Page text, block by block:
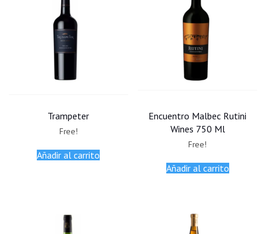
Trampeter
Free!
Añadir al carrito
Encuentro Malbec Rutini
Wines 750 Ml
Free!
Añadir al carrito